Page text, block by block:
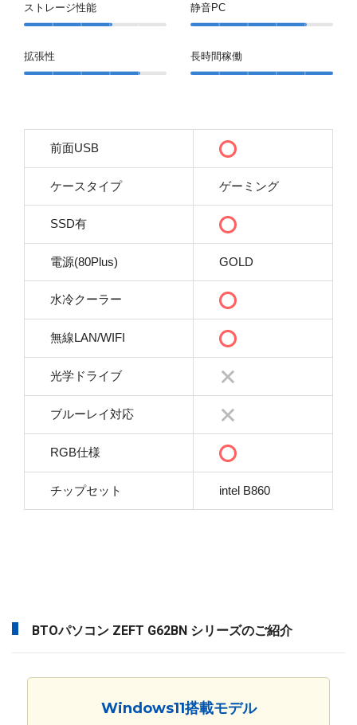
ストレージ性能
拡張性
静音PC
長時間稼働
前面USB
ケースタイプ ゲーミング
SSD有
電源(80Plus) GOLD
水冷クーラー
無線LAN/WIFI
光学ドライブ
ブルーレイ対応
RGB仕様
チップセット intel B860
BTOパソコン ZEFT G62BN シリーズのご紹介
Windows11搭載モデル